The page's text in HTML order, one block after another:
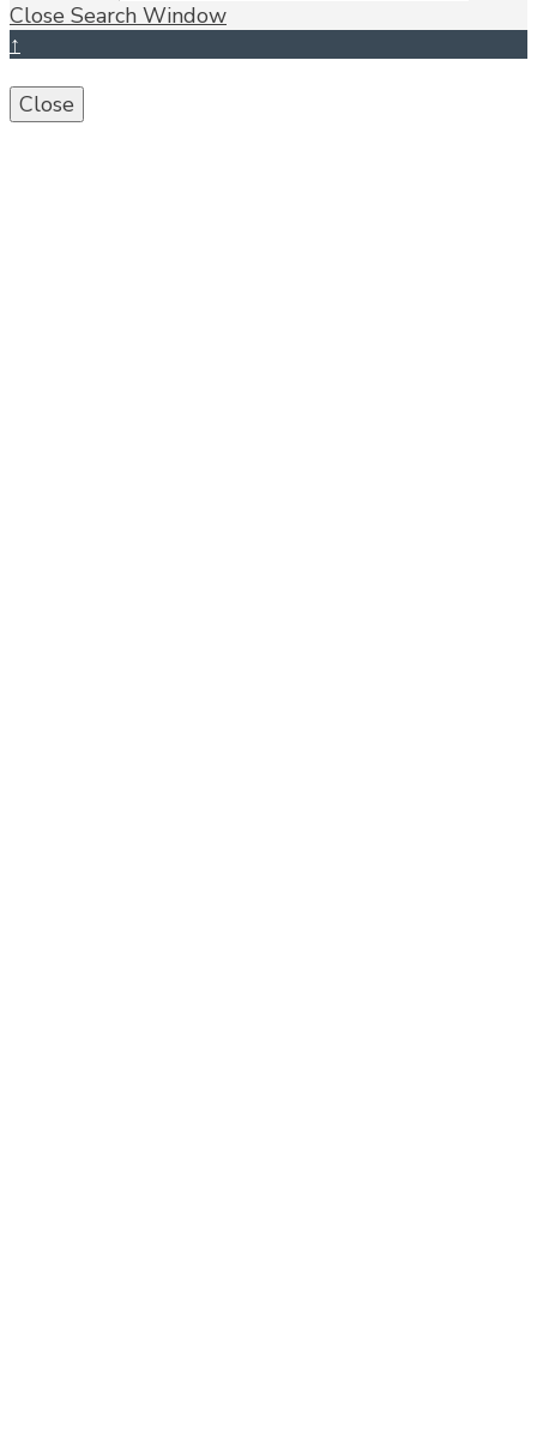
Close Search Window
↑
Close